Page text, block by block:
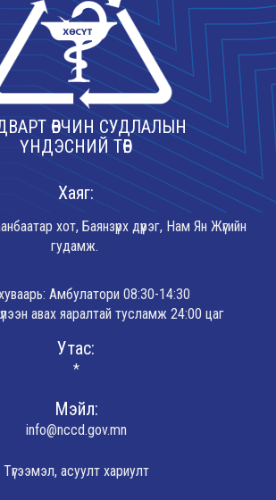
ӨВЧИН СУДЛАЛЫН
ҮНДЭСНИЙ ТӨВ
Хаяг:
хот, Баянзүрх дүүрэг, Нам Ян Жүгийн
гудамж.
Амбулатори 08:30-14:30
авах яаралтай тусламж 24:00 цаг
Утас:
*
Мэйл:
info@nccd.gov.mn
Түгээмэл, асуулт хариулт